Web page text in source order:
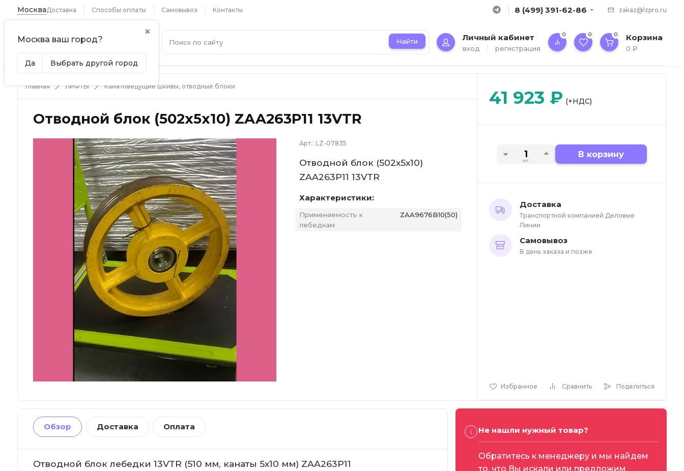
Москва
✖
Москва ваш город?
Да Выбрать другой город
Доставка Способы оплаты Самовывоз Контакты 8 (499) 391-62-86 zakaz@lzpro.ru
Найти Личный кабинет
вход регистрация
0 0 0 Корзина
0₽
Главная ЛИФТЫ Канатоведущие шкивы, отводные блоки
Отводной блок (502х5х10) ZAA263P11 13VTR
Арт.: LZ-07835
Отводной блок (502х5х10)
ZAA263P11 13VTR
Характеристики:
Применяемость к
лебедкам
ZAA9676B10(50)
Избранное Сравнить Поделиться
41 923 ₽ (+НДС)
шт.
В корзину
Доставка
Транспортной компанией Деловые
Линии
Самовывоз
В день заказа и позже
Обзор Доставка Оплата
Отводной блок лебедки 13VTR (510 мм, канаты 5х10 мм) ZAA263P11
Не нашли нужный товар?
Обратитесь к менеджеру и мы найдем
то, что Вы искали или предложим